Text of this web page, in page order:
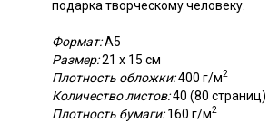
подарка творческому человеку.
Формат:А5
Размер:21 х 15 см
Плотность обложки:400 г/м2
Количество листов:40 (80 страниц)
Плотность бумаги:160 г/м2